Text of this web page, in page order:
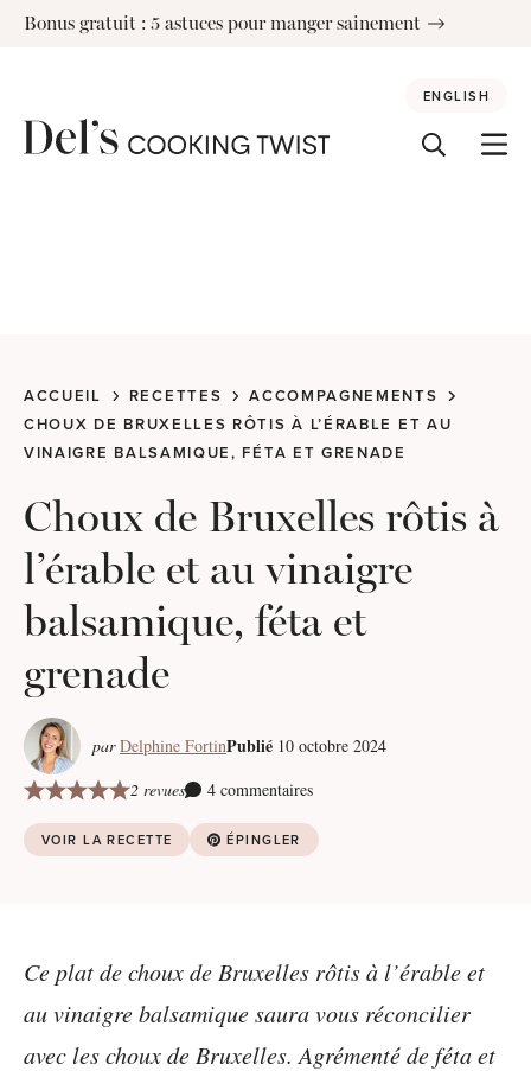
SkipBonus gratuit : 5 astuces pour manger sainement
ENGLISH
ACCUEIL RECETTES
ACCOMPAGNEMENTS
CHOUX DE BRUXELLES RÔTIS À L’ÉRABLE ET AU
VINAIGRE BALSAMIQUE, FÉTA ET GRENADE
Choux de Bruxelles rôtis à
l’érable et au vinaigre
balsamique, féta et
grenade
par Delphine FortinPublié 10 octobre 2024
2 revues
4 commentaires
VOIR LA RECETTE ÉPINGLER
Ce plat de choux de Bruxelles rôtis à l’érable et
au vinaigre balsamique saura vous réconcilier
avec les choux de Bruxelles. Agrémenté de féta et